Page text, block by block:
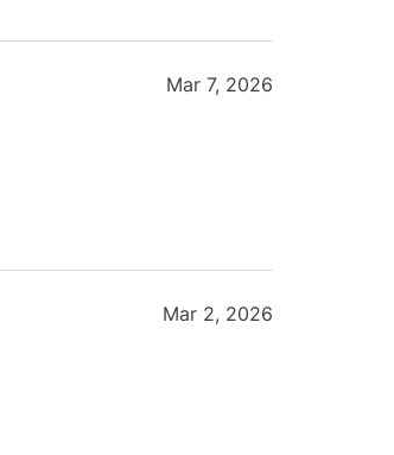
Mar 7, 2026
Mar 2, 2026